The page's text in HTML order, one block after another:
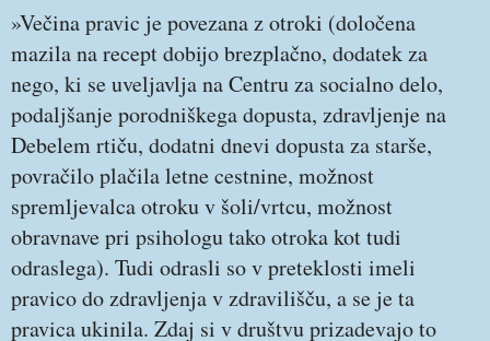
»Večina pravic je povezana z otroki (določena
mazila na recept dobijo brezplačno, dodatek za
nego, ki se uveljavlja na Centru za socialno delo,
podaljšanje porodniškega dopusta, zdravljenje na
Debelem rtiču, dodatni dnevi dopusta za starše,
povračilo plačila letne cestnine, možnost
spremljevalca otroku v šoli/vrtcu, možnost
obravnave pri psihologu tako otroka kot tudi
odraslega). Tudi odrasli so v preteklosti imeli
pravico do zdravljenja v zdravilišču, a se je ta
pravica ukinila. Zdaj si v društvu prizadevajo to